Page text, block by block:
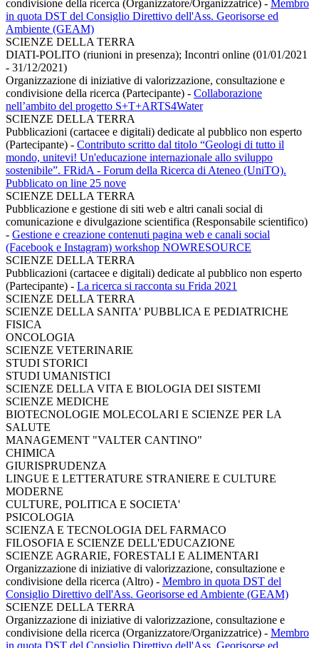
condivisione della ricerca (Organizzatore/Organizzatrice) - Membro
in quota DST del Consiglio Direttivo dell'Ass. Georisorse ed
Ambiente (GEAM)
SCIENZE DELLA TERRA
DIATI-POLITO (riunioni in presenza); Incontri online (01/01/2021
- 31/12/2021)
Organizzazione di iniziative di valorizzazione, consultazione e
condivisione della ricerca (Partecipante) - Collaborazione
nell’ambito del progetto S+T+ARTS4Water
SCIENZE DELLA TERRA
Pubblicazioni (cartacee e digitali) dedicate al pubblico non esperto
(Partecipante) - Contributo scritto dal titolo “Geologi di tutto il
mondo, unitevi! Un'educazione internazionale allo sviluppo
sostenibile”. FRidA - Forum della Ricerca di Ateneo (UniTO).
Pubblicato on line 25 nove
SCIENZE DELLA TERRA
Pubblicazione e gestione di siti web e altri canali social di
comunicazione e divulgazione scientifica (Responsabile scientifico)
- Gestione e creazione contenuti pagina web e canali social
(Facebook e Instagram) workshop NOWRESOURCE
SCIENZE DELLA TERRA
Pubblicazioni (cartacee e digitali) dedicate al pubblico non esperto
(Partecipante) - La ricerca si racconta su Frida 2021
SCIENZE DELLA TERRA
SCIENZE DELLA SANITA' PUBBLICA E PEDIATRICHE
FISICA
ONCOLOGIA
SCIENZE VETERINARIE
STUDI STORICI
STUDI UMANISTICI
SCIENZE DELLA VITA E BIOLOGIA DEI SISTEMI
SCIENZE MEDICHE
BIOTECNOLOGIE MOLECOLARI E SCIENZE PER LA
SALUTE
MANAGEMENT "VALTER CANTINO"
CHIMICA
GIURISPRUDENZA
LINGUE E LETTERATURE STRANIERE E CULTURE
MODERNE
CULTURE, POLITICA E SOCIETA'
PSICOLOGIA
SCIENZA E TECNOLOGIA DEL FARMACO
FILOSOFIA E SCIENZE DELL'EDUCAZIONE
SCIENZE AGRARIE, FORESTALI E ALIMENTARI
Organizzazione di iniziative di valorizzazione, consultazione e
condivisione della ricerca (Altro) - Membro in quota DST del
Consiglio Direttivo dell'Ass. Georisorse ed Ambiente (GEAM)
SCIENZE DELLA TERRA
Organizzazione di iniziative di valorizzazione, consultazione e
condivisione della ricerca (Organizzatore/Organizzatrice) - Membro
in quota DST del Consiglio Direttivo dell'Ass. Georisorse ed